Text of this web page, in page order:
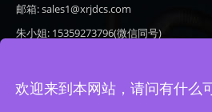
邮箱: sales1@xrjdcs.com
朱小姐: 15359273796(微信同号)
地址: 厦门市翔安区新澳路510号海峡现代
欢迎来到本网站，请问有什么